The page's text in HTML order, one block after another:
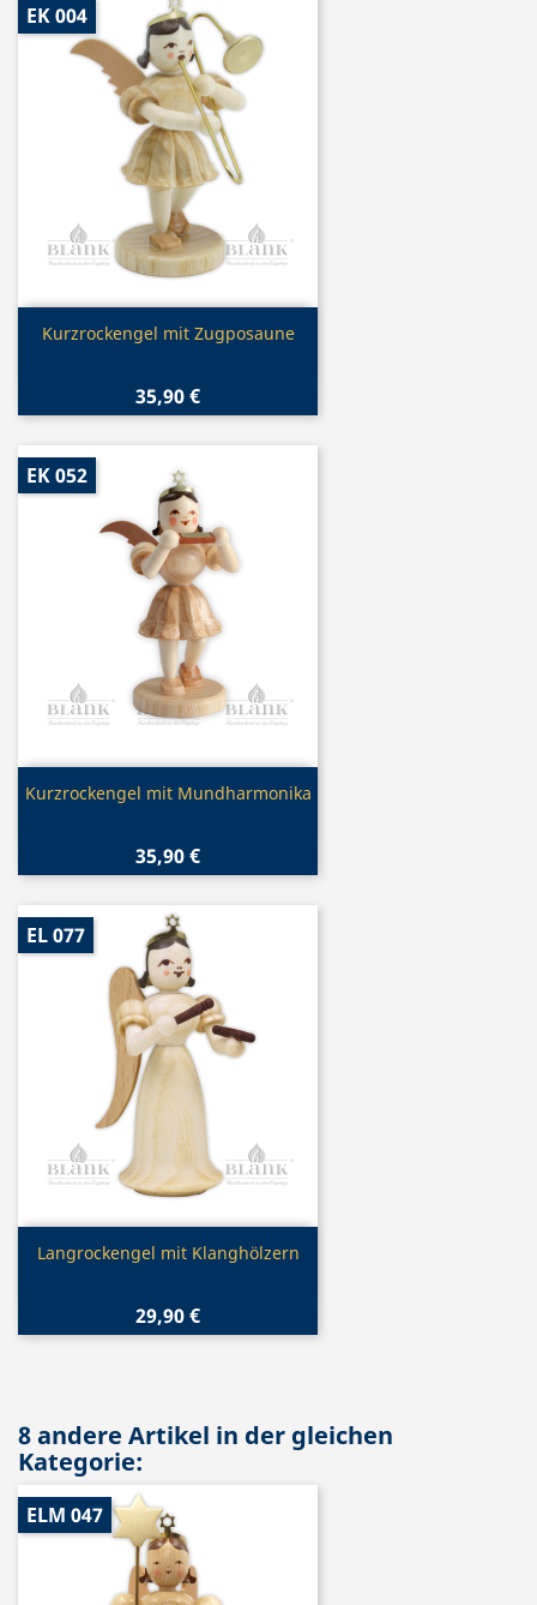
Vorschau
Kurzrockengel mit Zugposaune
35,90 €
EK 004
Vorschau
Kurzrockengel mit Mundharmonika
35,90 €
EK 052
Vorschau
Langrockengel mit Klanghölzern
29,90 €
EL 077
8 andere Artikel in der gleichen
Kategorie:
ELM 047